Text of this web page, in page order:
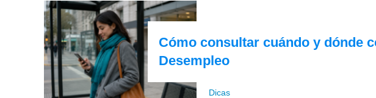
Cómo consultar cuándo y dónde
Desempleo
Dicas